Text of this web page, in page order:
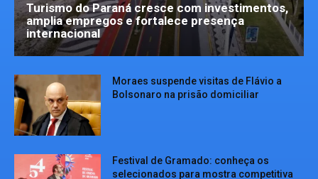
Turismo do Paraná cresce com investimentos,
amplia empregos e fortalece presença
internacional
Moraes suspende visitas de Flávio a
Bolsonaro na prisão domiciliar
Festival de Gramado: conheça os
selecionados para mostra competitiva